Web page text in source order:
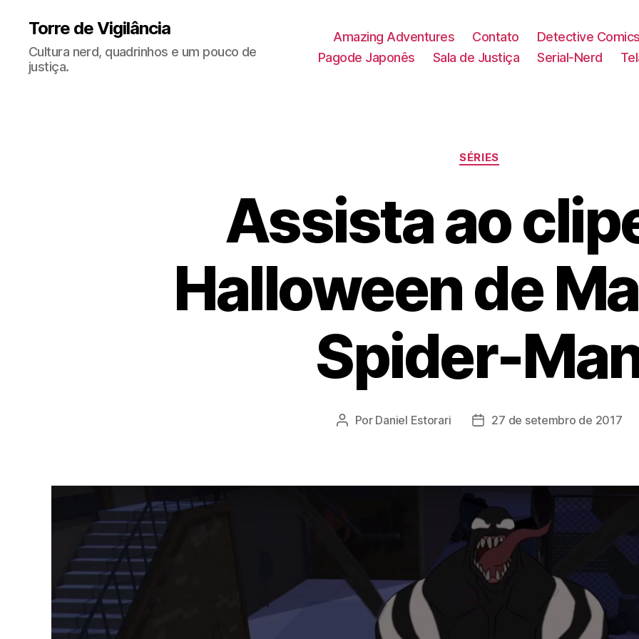
Torre de Vigilância
Cultura nerd, quadrinhos e um pouco de
justiça.
Amazing Adventures Contato
Detective
Pagode Japonês
Sala de Justiça Serial-Nerd
Categorias
SÉRIES
Assista ao
Halloween de
Spider-
Autor
Por Daniel Estorari
Data27 de setembro de 2017